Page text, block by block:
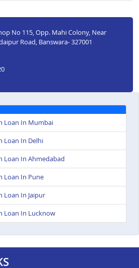
No 115, Opp. Mahi Colony, Near
Road, Banswara- 327001
Loan In Mumbai
Loan In Delhi
Loan In Ahmedabad
Loan In Pune
Loan In Jaipur
Loan In Lucknow